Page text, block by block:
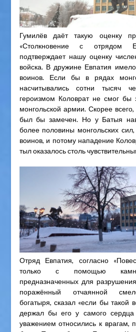
Гумилёв даёт такую оценку
«Столкновение с отрядом
подтверждает нашу оценку
войска. В дружине Евпатия
воинов. Если бы в рядах
насчитывались сотни тысяч
героизмом Коловрат не смог бы
монгольской армии. Скорее
был бы замечен. Но у Батыя
более половины монгольских
воинов, и потому нападение
тыл оказалось столь
Отряд Евпатия, согласно
только с помощью
предназначенных для
поражённый отчаянной
богатыря, сказал «если бы такой
держал бы его у самого сердца
уважением относились к врагам,